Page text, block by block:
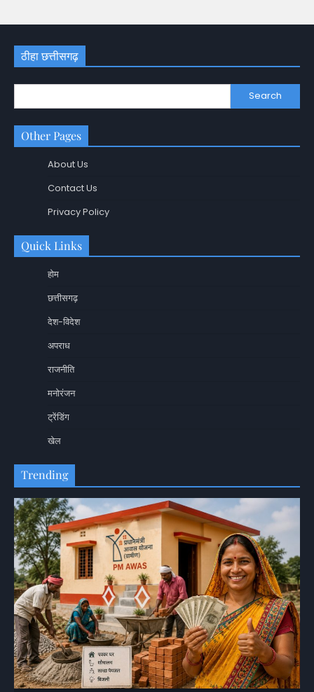
ठीहा छत्तीसगढ़
Search
Other Pages
About Us
Contact Us
Privacy Policy
Quick Links
होम
छत्तीसगढ़
देश-विदेश
अपराध
राजनीति
मनोरंजन
ट्रेंडिंग
खेल
Trending